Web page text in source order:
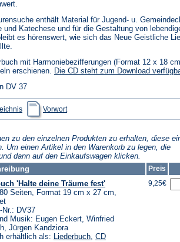
enthält Material für Jugend- u.
und Katechese und für die Gestaltung von
es hörenswert, wie sich das Neue Geistliche
mit Harmoniebezifferungen (Format 12 x 18
erschienen. Die CD steht zum Download
DV 37
(Öffnet
in
einem
Tab)
Vorwortin
einem
Tab)
zu den einzelnen Produkten zu erhalten, diese
Um einen Artikel in den Warenkorb zu legen, die
dann auf den Einkaufswagen klicken.
Preis
'Halte deine Träume fest'
Seiten, Format 19 cm x 27 cm,
Nr.: DV37
Musik: Eugen Eckert, Winfried
Jürgen Kandziora
erhältlich als: Liederbuch, CD
9,25€